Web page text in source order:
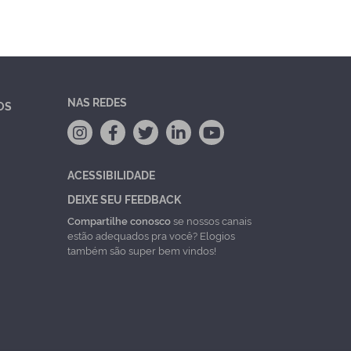
NAS REDES
ACESSIBILIDADE
DEIXE SEU FEEDBACK
Compartilhe conoscose nossos canais
estão adequados pra você? Elogios
também são super bem vindos!